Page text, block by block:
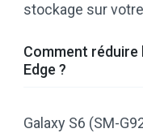
stockage sur
Comment réduire
Edge ?
Galaxy S6 (SM-